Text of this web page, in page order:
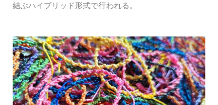
結ぶハイブリッド形式で行われる。